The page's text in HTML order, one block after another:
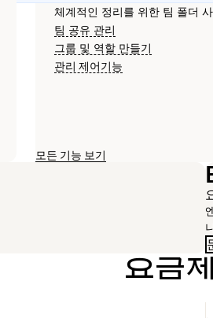
체계적인 정리를 위한 팀 폴더
팀 공유 관리
그룹 및 역할 만들기
관리 제어기능
모든 기능 보기
요금